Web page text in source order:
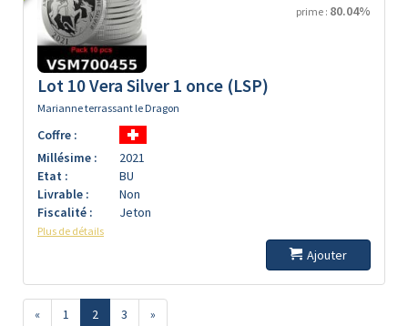
prime : 80.04%
Lot 10 Vera Silver 1 once (LSP)
Marianne terrassant le Dragon
Coffre :
Millésime :
2021
Etat :
BU
Livrable :
Non
Fiscalité :
Jeton
Plus de détails
Ajouter
« 1 2 3 »